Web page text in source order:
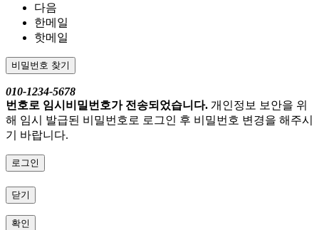
다음
한메일
핫메일
비밀번호 찾기
010-1234-5678
번호로 임시비밀번호가 전송되었습니다. 개인정보 보안을 위
해 임시 발급된 비밀번호로 로그인 후 비밀번호 변경을 해주시
기 바랍니다.
로그인
닫기
확인